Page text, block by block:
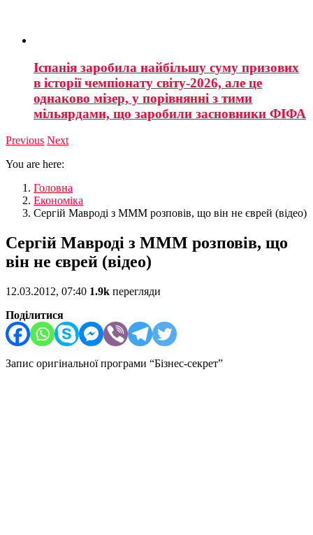
Іспанія заробила найбільшу суму призових
в історії чемпіонату світу-2026, але це
однаково мізер, у порівнянні з тими
мільярдами, що заробили засновники ФІФА
Previous Next
You are here:
Головна
Економіка
Сергій Мавроді з МММ розповів, що він не єврей (відео)
Сергій Мавроді з МММ розповів, що
він не єврей (відео)
12.03.2012, 07:40 1.9k перегляди
Поділитися
Запис оригінальної програми “Бізнес-секрет”